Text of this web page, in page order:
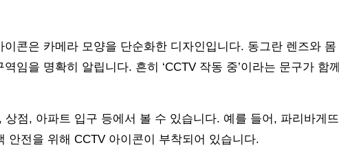
콘은 카메라 모양을 단순화한 디자인입니다. 동그란 렌즈와 몸
임을 명확히 알립니다. 흔히 ‘CCTV 작동 중’이라는 문구가 함께
점, 아파트 입구 등에서 볼 수 있습니다. 예를 들어, 파리바게뜨
안전을 위해 CCTV 아이콘이 부착되어 있습니다.